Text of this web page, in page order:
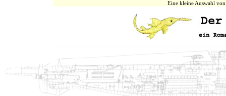
Eine kleine Auswahl